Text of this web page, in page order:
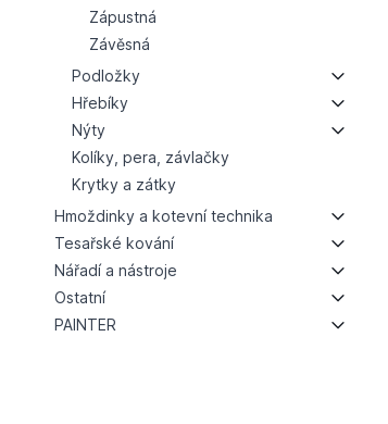
Zápustná
Závěsná
Podložky
Hřebíky
Nýty
Kolíky, pera, závlačky
Krytky a zátky
Hmoždinky a kotevní technika
Tesařské kování
Nářadí a nástroje
Ostatní
PAINTER